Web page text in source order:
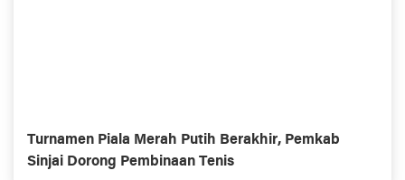
Turnamen Piala Merah Putih Berakhir, Pemkab
Sinjai Dorong Pembinaan Tenis